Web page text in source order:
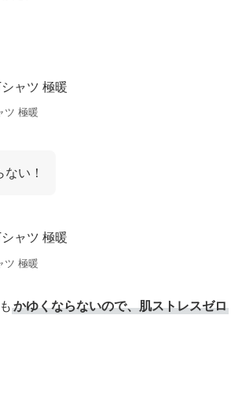
ツ 極暖
い！
ツ 極暖
かゆくならないので、肌ストレスゼロ